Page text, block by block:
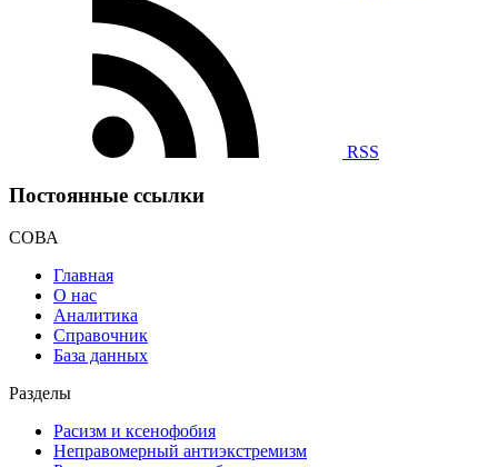
RSS
Постоянные ссылки
СОВА
Главная
О нас
Аналитика
Справочник
База данных
Разделы
Расизм и ксенофобия
Неправомерный антиэкстремизм